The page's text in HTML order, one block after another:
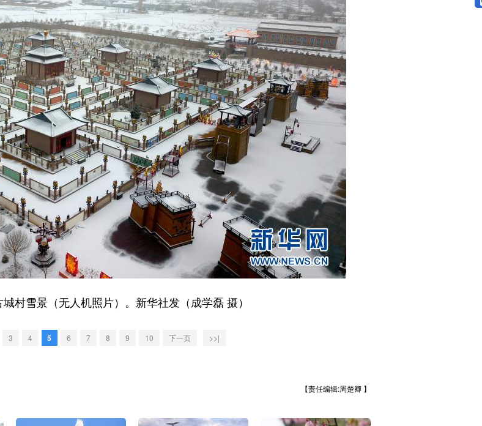
雪景（无人机照片）。新华社发（成学磊 摄）
3 4 5 6 7 8 9 10 下一页 >>|
【责任编辑:周楚卿 】